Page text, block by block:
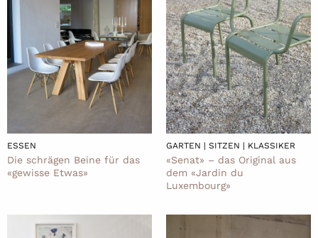
ESSEN
Die schrägen Beine für das
«gewisse Etwas»
GARTEN | SITZEN | KLASSIKER
«Senat» – das Original aus
dem «Jardin du
Luxembourg»